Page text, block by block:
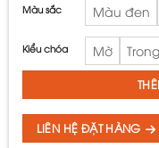
Màu sắc Màu đen
Kiểu chóa Mờ
LIÊN HỆ ĐẶT HÀNG